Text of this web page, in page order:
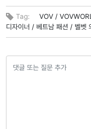
Tag: VOV /
디자이너 / 베트남 패션 / 벨벳